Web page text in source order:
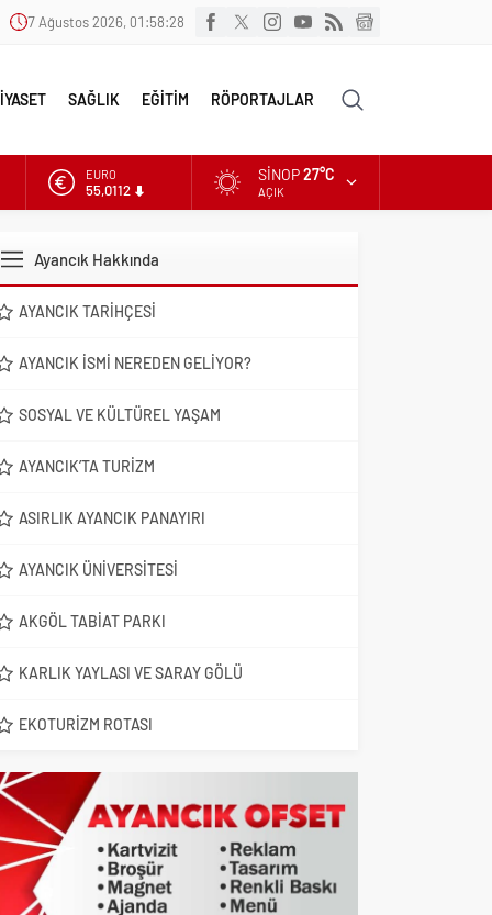
7 Ağustos 2026, 01:58:29
SAĞLIK EĞİTİM RÖPORTAJLAR
EURO
55,0112
DOLAR
47,7025
SINOP27°C
AÇIK
Ayancık Hakkında
AYANCIK TARIHÇESI
AYANCIK İSMI NEREDEN GELIYOR?
SOSYAL VE KÜLTÜREL YAŞAM
AYANCIK’TA TURIZM
ASIRLIK AYANCIK PANAYIRI
AYANCIK ÜNIVERSITESI
AKGÖL TABIAT PARKI
KARLIK YAYLASI VE SARAY GÖLÜ
EKOTURIZM ROTASI